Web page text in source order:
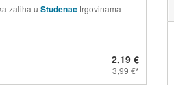
zaliha u Studenactrgovinama
2,19 €
3,99 €